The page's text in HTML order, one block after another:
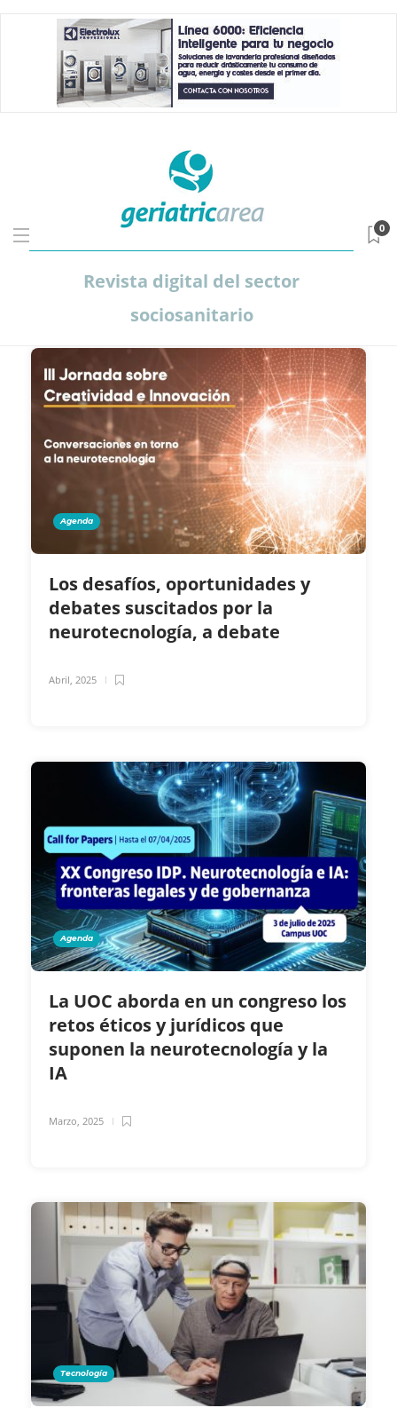
Revista digital del sector
sociosanitario
0
Agenda
Los desafíos, oportunidades y
debates suscitados por la
neurotecnología, a debate
Abril, 2025
Agenda
La UOC aborda en un congreso los
retos éticos y jurídicos que
suponen la neurotecnología y la
IA
Marzo, 2025
Tecnología